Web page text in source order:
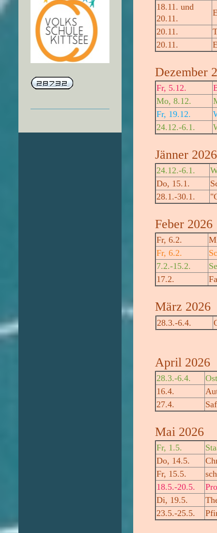
18.11. und
20.11.
20.11.
20.11.
Dezember
Fr, 5.12.
Mo, 8.12.
Fr, 19.12.
24.12.-6.1.
Jänner 2026
24.12.-6.1.
Do, 15.1.
28.1.-30.1.
Feber 2026
Fr, 6.2.
Fr, 6.2.
7.2.-15.2.
17.2.
März 2026
28.3.-6.4.
April 2026
28.3.-6.4.
16.4.
27.4.
Mai 2026
Fr, 1.5.
Do, 14.5.
Fr, 15.5.
18.5.-20.5.
Di, 19.5.
23.5.-25.5.